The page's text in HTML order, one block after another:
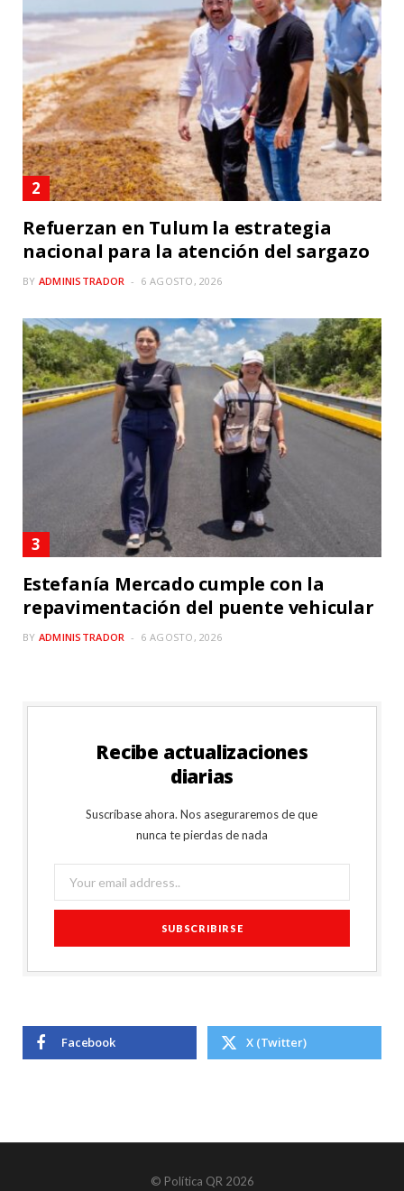
Refuerzan en Tulum la estrategia
nacional para la atención del sargazo
BY ADMINISTRADOR 6 AGOSTO, 2026
Estefanía Mercado cumple con la
repavimentación del puente vehicular
BY ADMINISTRADOR 6 AGOSTO, 2026
Recibe actualizaciones
diarias
Suscríbase ahora. Nos aseguraremos de que
nunca te pierdas de nada
Facebook X (Twitter)
© Política QR 2026